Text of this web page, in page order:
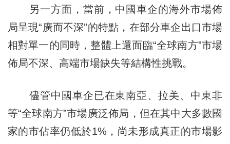
另一方面，當前，中國車企的海外市場佈
局呈現“廣而不深”的特點，在部分車企出口市場
相對單一的同時，整體上還面臨“全球南方”市場
佈局不深、高端市場缺失等結構性挑戰。
儘管中國車企已在東南亞、拉美、中東非
等“全球南方”市場廣泛佈局，但在其中大多數國
家的市佔率仍低於1%，尚未形成真正的市場影